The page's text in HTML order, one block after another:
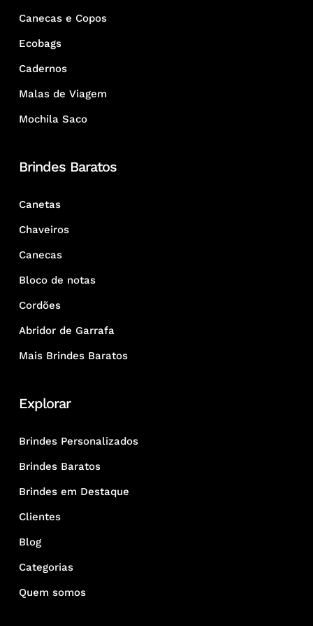
Canecas e Copos
Ecobags
Cadernos
Malas de Viagem
Mochila Saco
Brindes Baratos
Canetas
Chaveiros
Canecas
Bloco de notas
Cordões
Abridor de Garrafa
Mais Brindes Baratos
Explorar
Brindes Personalizados
Brindes Baratos
Brindes em Destaque
Clientes
Blog
Categorias
Quem somos